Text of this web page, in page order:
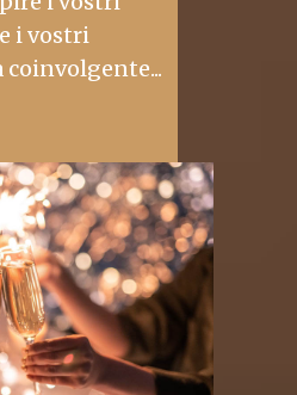
i vostri